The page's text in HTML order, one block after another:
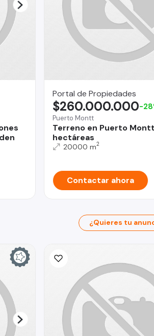
Portal de Propiedades
Puerto Montt
Terreno en Puerto
hectáreas
$260.000.000-
20000 m2
Contactar ahora
¿Quieres tu